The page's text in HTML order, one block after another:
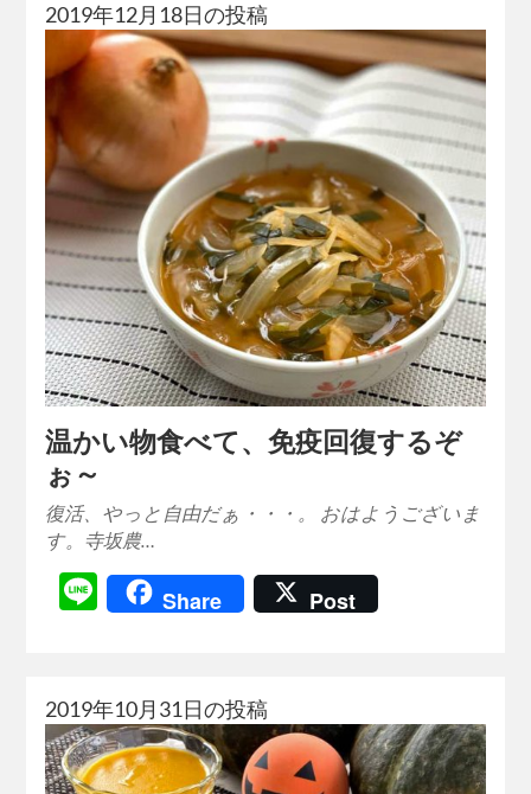
2019年12月18日の投稿
温かい物食べて、免疫回復するぞ
ぉ～
復活、やっと自由だぁ・・・。 おはようございま
す。寺坂農…
LineShare Post
2019年10月31日の投稿